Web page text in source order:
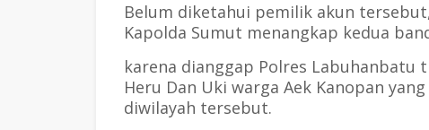
Belum diketahui pemilik akun
Kapolda Sumut menangkap kedua
karena dianggap Polres
Heru Dan Uki warga Aek Kanopan
diwilayah tersebut.